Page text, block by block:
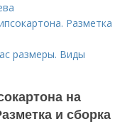
Разметка
размеры. Виды
на
и сборка